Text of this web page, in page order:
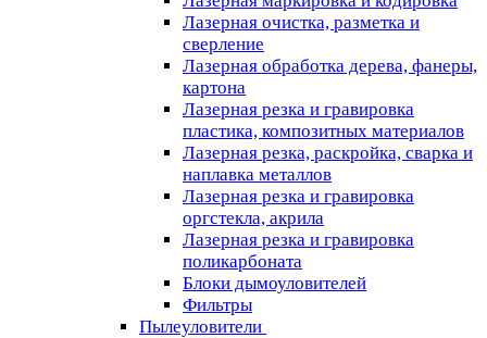
Лазерная очистка, разметка и
сверление
Лазерная обработка дерева, фанеры,
картона
Лазерная резка и гравировка
пластика, композитных материалов
Лазерная резка, раскройка, сварка и
наплавка металлов
Лазерная резка и гравировка
оргстекла, акрила
Лазерная резка и гравировка
поликарбоната
Блоки дымоуловителей
Фильтры
Пылеуловители